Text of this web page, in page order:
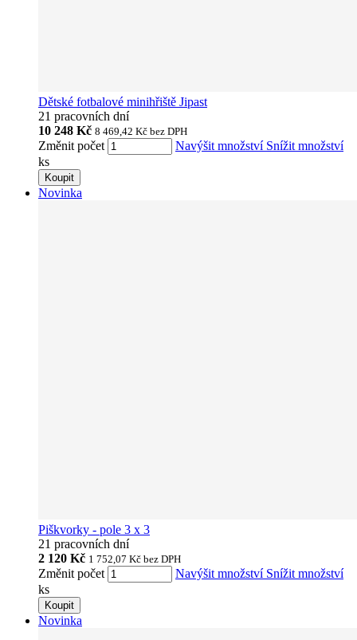
Dětské fotbalové minihřiště Jipast
21 pracovních dní
10 248 Kč 8 469,42 Kč bez DPH
Změnit počet Navýšit množství Snížit množství
ks
Koupit
Novinka
Piškvorky - pole 3 x 3
21 pracovních dní
2 120 Kč 1 752,07 Kč bez DPH
Změnit počet Navýšit množství Snížit množství
ks
Koupit
Novinka